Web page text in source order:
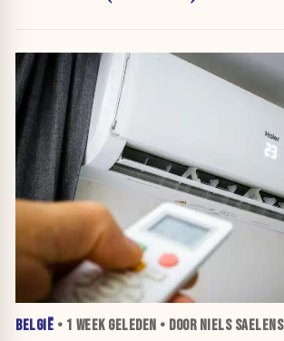
BELGIË • 1 WEEKGELEDEN • DOOR NIELS SAELENS